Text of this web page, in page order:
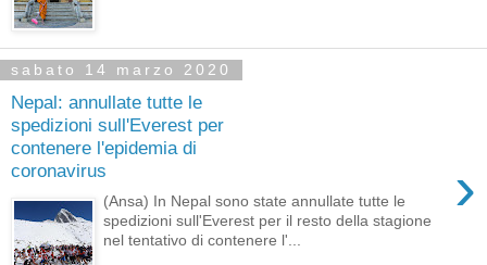
sabato 14 marzo 2020
Nepal: annullate tutte le
spedizioni sull'Everest per
contenere l'epidemia di
coronavirus
›
(Ansa) In Nepal sono state annullate tutte le
spedizioni sull'Everest per il resto della stagione
nel tentativo di contenere l'...